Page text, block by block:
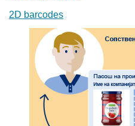
2D barcodes